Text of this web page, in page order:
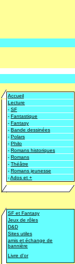
Accueil
Lecture
- SF
- Fantastique
- Fantasy
- Bande dessinées
- Polars
- Philo
- Romans historiques
- Romans
- Théâtre
- Romans jeunesse
-Ados et +
SF et Fantasy
Jeux de rôles
D&D
Sites utiles
amis et échange de
bannière
Livre d'or